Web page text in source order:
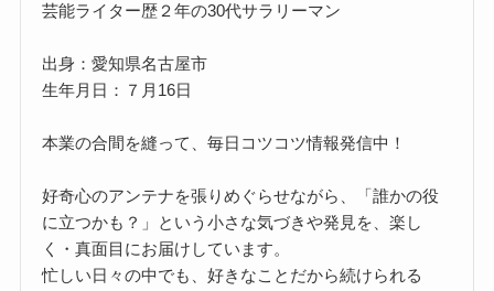
芸能ライター歴２年の30代サラリーマン
出身：愛知県名古屋市
生年月日：７月16日
本業の合間を縫って、毎日コツコツ情報発信中！
好奇心のアンテナを張りめぐらせながら、「誰かの役
に立つかも？」という小さな気づきや発見を、楽し
く・真面目にお届けしています。
忙しい日々の中でも、好きなことだから続けられる